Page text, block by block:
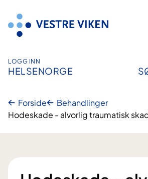
innhold
LOGG INN
HELSENORGE
Forside
Behandlinger
Hodeskade - alvorlig traumatisk